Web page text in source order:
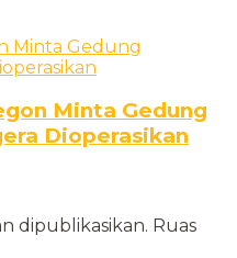
Minta Gedung
Dioperasikan
dipublikasikan. Ruas